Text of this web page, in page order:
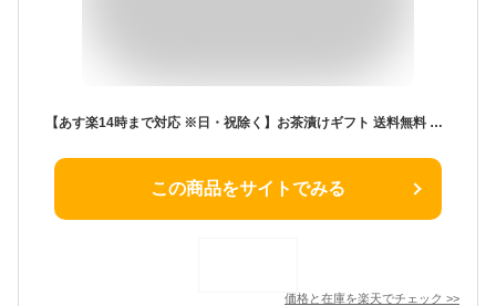
【あす楽14時まで対応 ※日・祝除く】お茶漬けギフト 送料無料 グルメ お茶漬け 高級 内祝い お返し 健美の里 匠菴謹製 極だし Premium 海鮮 生茶漬け ギフトセット / 香典返し 品物 粗供養 出産内祝い 出産 写真入り メッセージカード 誕生日プレゼント 母の日
この商品をサイトでみる
価格と在庫を楽天でチェック >>